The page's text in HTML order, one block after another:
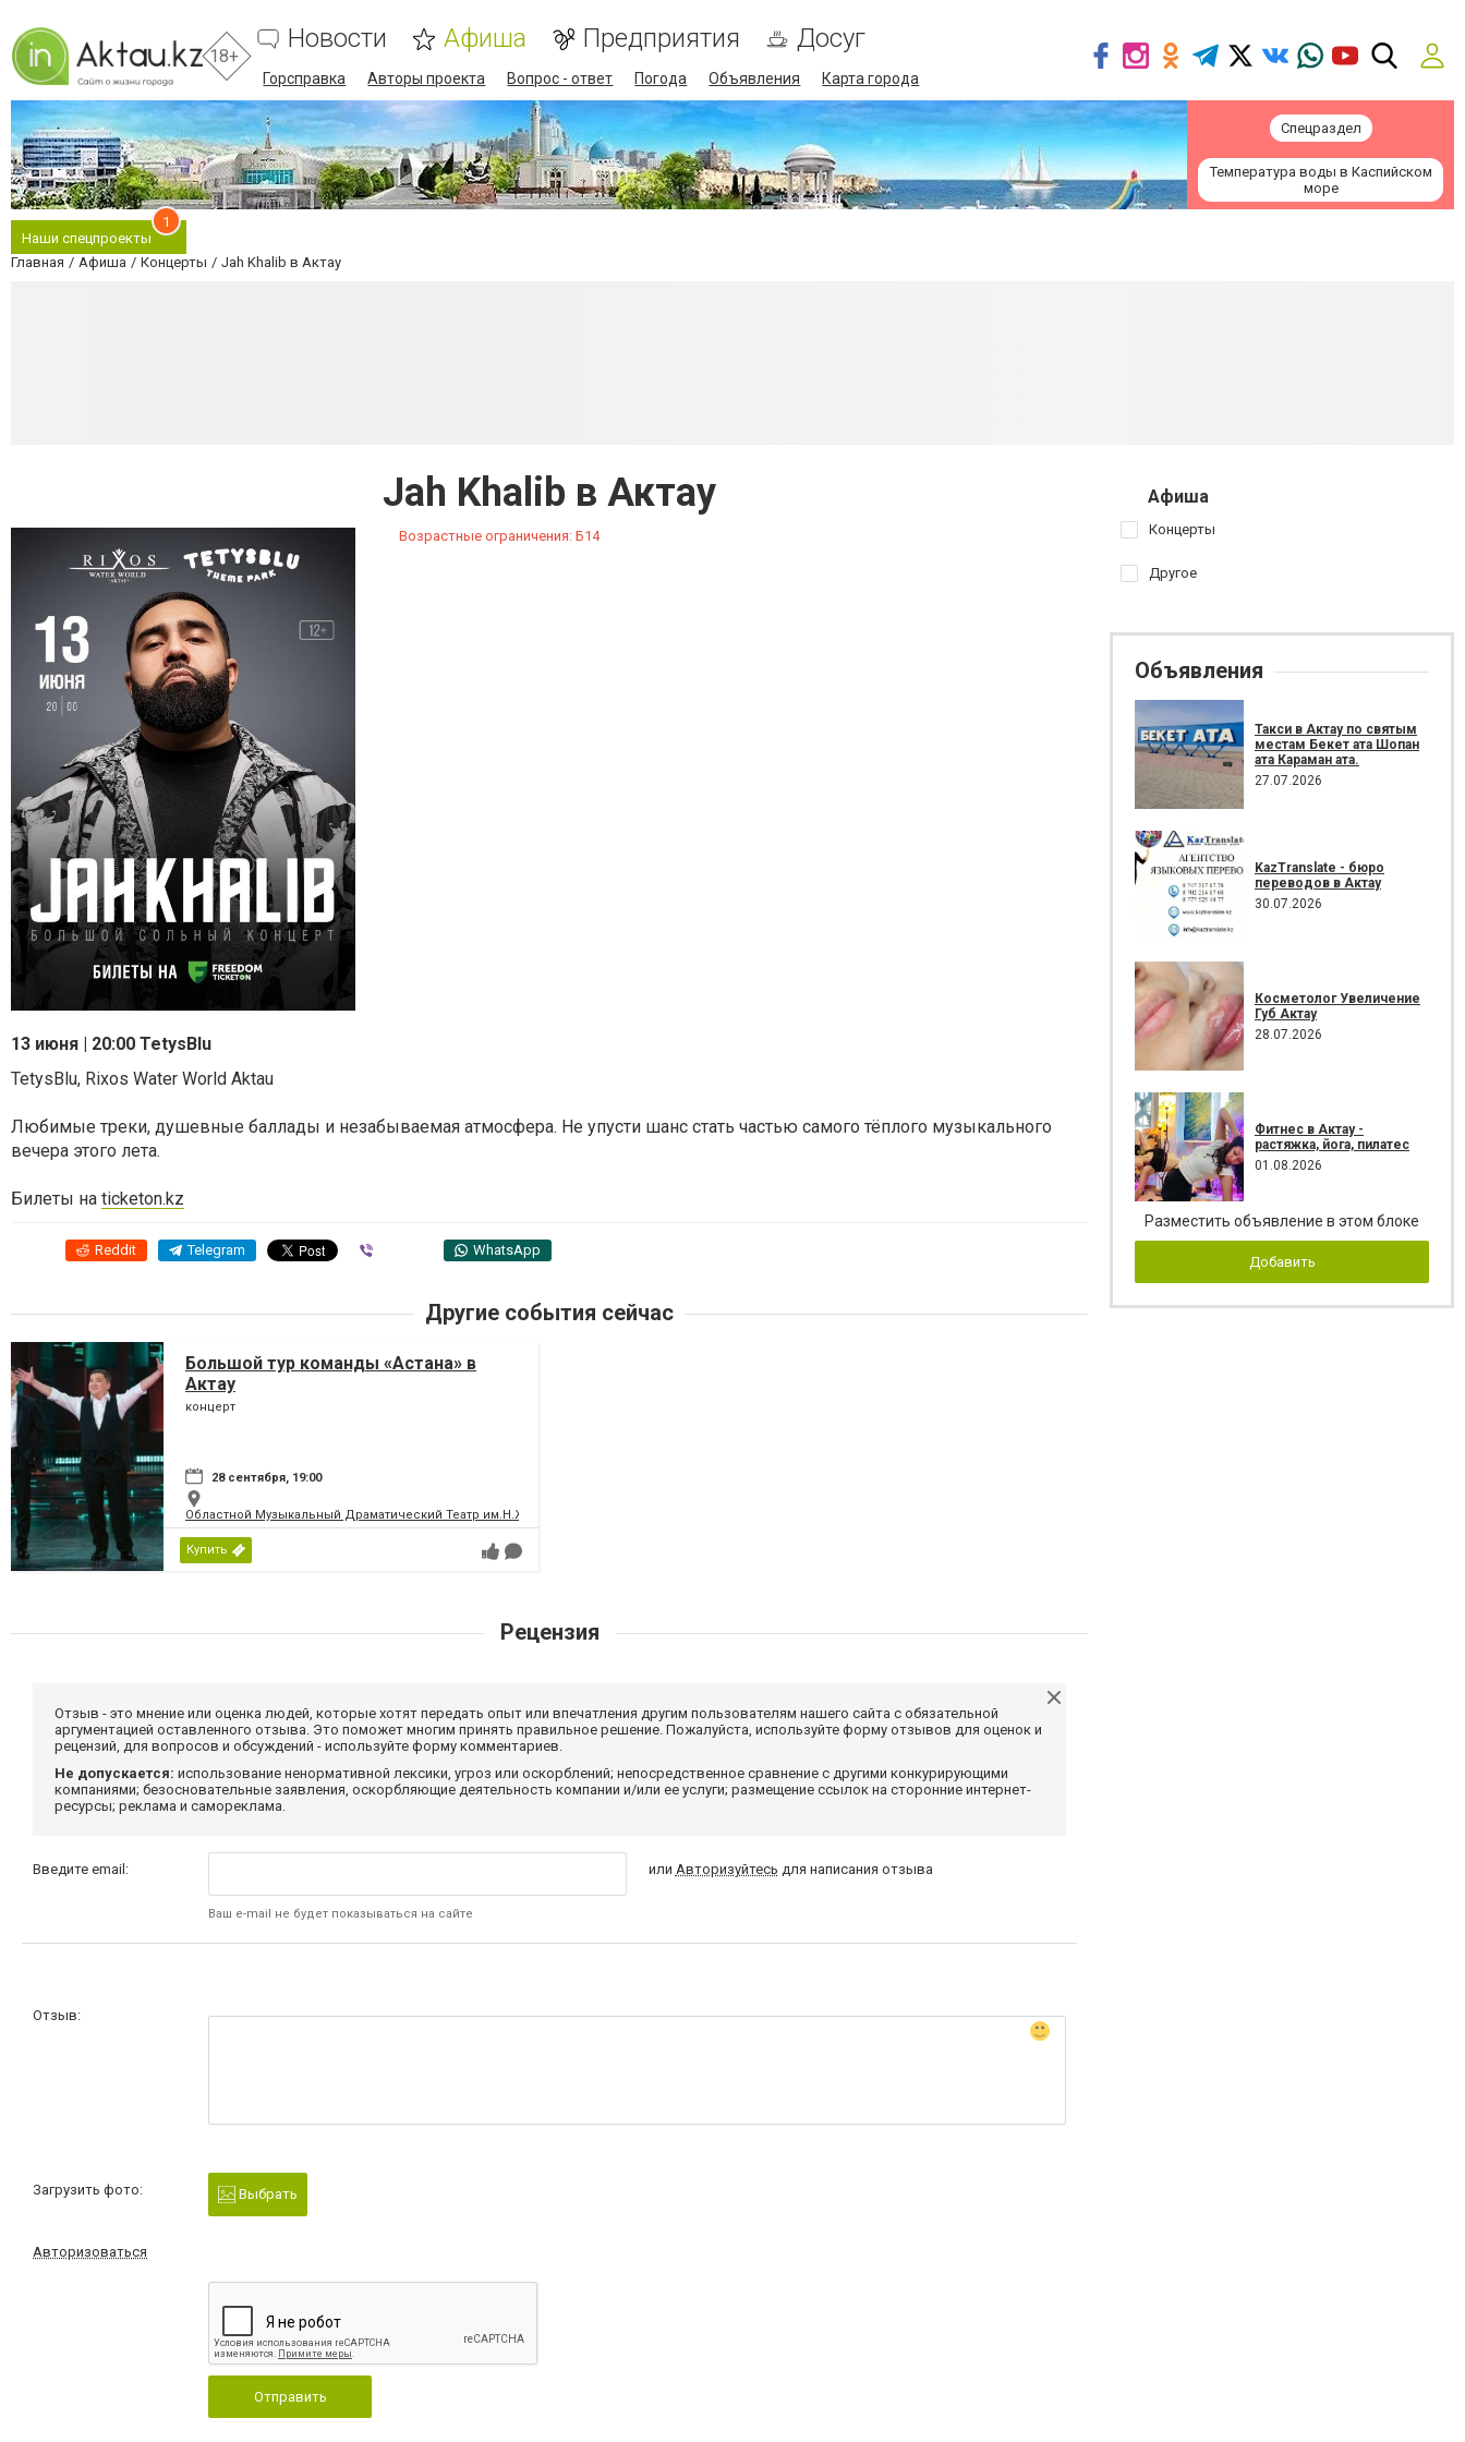
18+
Новости Афиша Предприятия Досуг
Горсправка Авторы проекта Вопрос - ответ Погода Объявления Карта города
Спецраздел
Температура воды в Каспийском
море
Наши спецпроекты
1
Главная Афиша Концерты Jah Khalib в Актау
Jah Khalib в Актау
Возрастные ограничения: Б14
13 июня | 20:00 TetysBlu
TetysBlu, Rixos Water World Aktau
Любимые треки, душевные баллады и незабываемая атмосфера. Не упусти шанс стать частью самого тёплого музыкального
вечера этого лета.
Билеты на ticketon.kz
Reddit Telegram WhatsApp
Другие события сейчас
Большой тур команды «Астана» в
Актау
концерт
28 сентября, 19:00
Областной Музыкальный Драматический Театр им.Н.Жантурина, театр в городе Актау
Купить
Рецензия
Отзыв - это мнение или оценка людей, которые хотят передать опыт или впечатления другим пользователям нашего сайта с обязательной
аргументацией оставленного отзыва. Это поможет многим принять правильное решение. Пожалуйста, используйте форму отзывов для оценок и
рецензий, для вопросов и обсуждений - используйте форму комментариев.
Не допускается: использование ненормативной лексики, угроз или оскорблений; непосредственное сравнение с другими конкурирующими
компаниями; безосновательные заявления, оскорбляющие деятельность компании и/или ее услуги; размещение ссылок на сторонние интернет-
ресурсы; реклама и самореклама.
Введите email:
Ваш e-mail не будет показываться на сайте
или Авторизуйтесь для написания отзыва
Отзыв:
Загрузить фото: Выбрать
Авторизоваться
Отправить
Афиша
Концерты
Другое
Объявления
Такси в Актау по святым
местам Бекет ата Шопан
ата Караман ата.
27.07.2026
KazTranslate - бюро
переводов в Актау
30.07.2026
Косметолог Увеличение
Губ Актау
28.07.2026
Фитнес в Актау -
растяжка, йога, пилатес
01.08.2026
Разместить объявление в этом блоке
Добавить